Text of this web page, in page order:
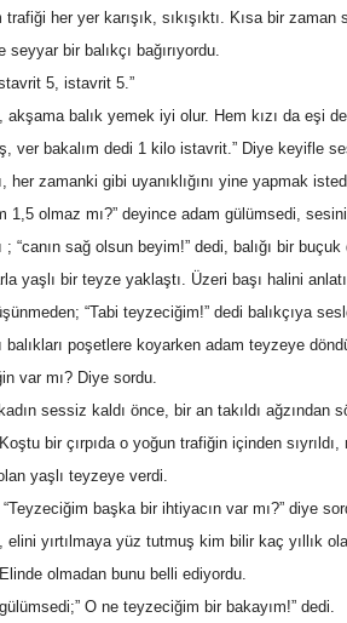
her yer karışık, sıkışıktı. Kısa bir zaman
seyyar bir balıkçı bağırıyordu.
5, istavrit 5.”
akşama balık yemek iyi olur. Hem kızı da eşi
ver bakalım dedi 1 kilo istavrit.” Diye keyifle
her zamanki gibi uyanıklığını yine yapmak
1,5 olmaz mı?” deyince adam gülümsedi, sesini
; “canın sağ olsun beyim!” dedi, balığı bir
yaşlı bir teyze yaklaştı. Üzeri başı halini
“Tabi teyzeciğim!” dedi balıkçıya
balıkları poşetlere koyarken adam teyzeye
var mı? Diye sordu.
sessiz kaldı önce, bir an takıldı ağzından
bir çırpıda o yoğun trafiğin içinden
yaşlı teyzeye verdi.
başka bir ihtiyacın var mı?” diye
elini yırtılmaya yüz tutmuş kim bilir kaç yıllık
olmadan bunu belli ediyordu.
O ne teyzeciğim bir bakayım!” dedi.